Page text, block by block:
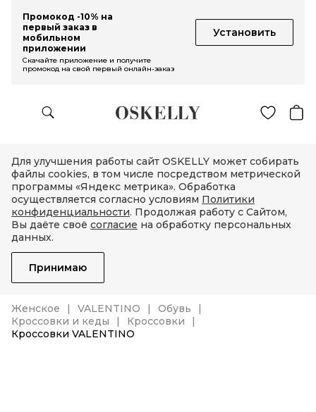
Промокод -10% на
первый заказ в
мобильном
приложении
Установить
Скачайте приложение и получите
промокод на свой первый онлайн-заказ
Для улучшения работы сайт OSKELLY может собирать
файлы cookies, в том числе посредством метрической
программы «Яндекс метрика». Обработка
осуществляется согласно условиям Политики
конфиденциальности. Продолжая работу с Сайтом,
Вы даёте своё согласие на обработку персональных
данных.
Принимаю
Женское VALENTINO
Обувь
Кроссовки и кеды
Кроссовки
Кроссовки VALENTINO